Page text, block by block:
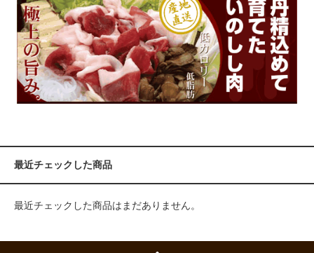
最近チェックした商品
最近チェックした商品はまだありません。